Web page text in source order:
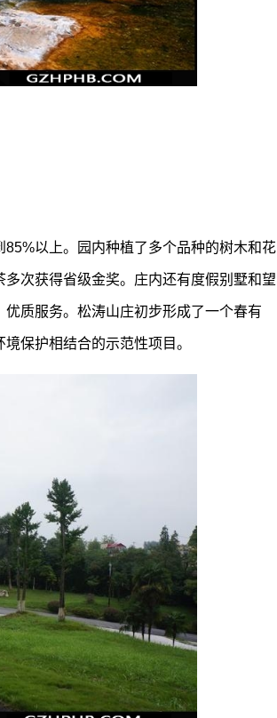
以上。园内种植了多个品种的树木和花
次获得省级金奖。庄内还有度假别墅和望
质服务。松涛山庄初步形成了一个春有
保护相结合的示范性项目。